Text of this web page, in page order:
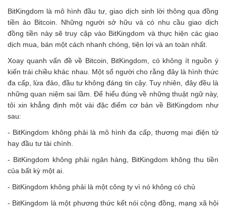
BitKingdom là mô hình đầu tư, giao dịch sinh lời thông qua đồng
tiền ảo Bitcoin. Những người sở hữu và có nhu cầu giao dịch
đồng tiền này sẽ truy cập vào BitKingdom và thực hiện các giao
dịch mua, bán một cách nhanh chóng, tiện lợi và an toàn nhất.
Xoay quanh vấn đề về Bitcoin, BitKingdom, có không ít nguồn ý
kiến trái chiều khác nhau. Một số người cho rằng đây là hình thức
đa cấp, lừa đảo, đầu tư không đáng tin cậy. Tuy nhiên, đây đều là
những quan niệm sai lầm. Để hiểu đúng về những thuật ngữ này,
tôi xin khẳng định một vài đặc điểm cơ bản về BitKingdom như
sau:
- BitKingdom không phải là mô hình đa cấp, thương mại điện tử
hay đầu tư tài chính.
- BitKingdom không phải ngân hàng, BitKingdom không thu tiền
của bất kỳ một ai.
- BitKingdom không phải là một công ty vì nó không có chủ
- BitKingdom là một phương thức kết nói cộng đồng, mạng xã hội